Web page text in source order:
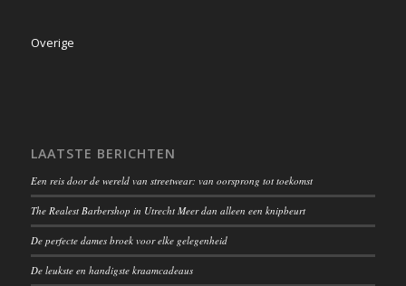
Overige
LAATSTE BERICHTEN
Een reis door de wereld van streetwear: van oorsprong tot toekomst
The Realest Barbershop in Utrecht Meer dan alleen een knipbeurt
De perfecte dames broek voor elke gelegenheid
De leukste en handigste kraamcadeaus